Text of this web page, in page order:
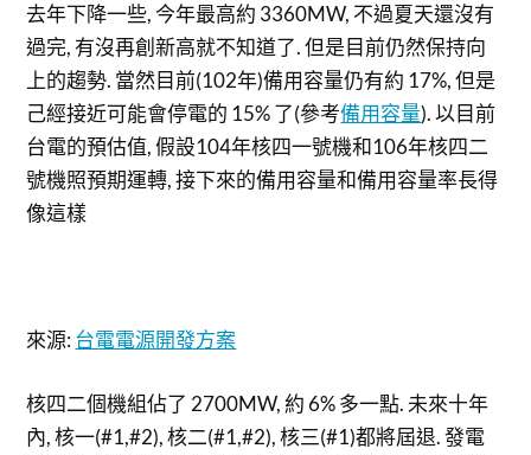
去年下降一些, 今年最高約 3360MW, 不過夏天還沒有
過完, 有沒再創新高就不知道了. 但是目前仍然保持向
上的趨勢. 當然目前(102年)備用容量仍有約 17%, 但是
己經接近可能會停電的 15% 了(參考備用容量). 以目前
台電的預估值, 假設104年核四一號機和106年核四二
號機照預期運轉, 接下來的備用容量和備用容量率長得
像這樣
來源:台電電源開發方案
核四二個機組佔了 2700MW, 約 6% 多一點. 未來十年
內, 核一(#1,#2), 核二(#1,#2), 核三(#1)都將屆退. 發電